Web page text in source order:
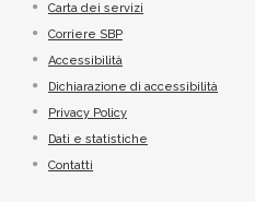
Carta dei servizi
Corriere SBP
Accessibilità
Dichiarazione di accessibilità
Privacy Policy
Dati e statistiche
Contatti